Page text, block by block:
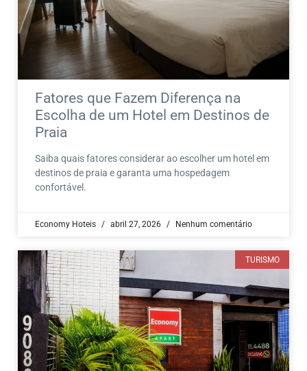
Fatores que Fazem Diferença na
Escolha de um Hotel em Destinos de
Praia
Saiba quais fatores considerar ao escolher um hotel em
destinos de praia e garanta uma hospedagem
confortável.
Economy Hoteis abril 27, 2026 Nenhum comentário
TURISMO